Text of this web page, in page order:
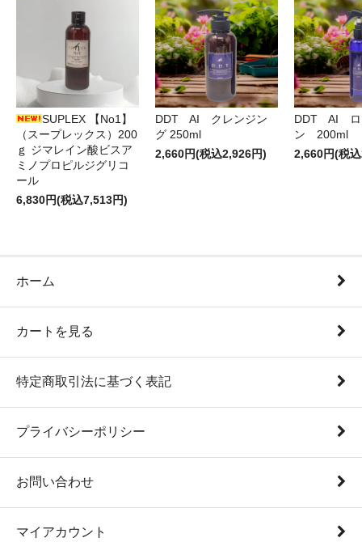
SUPLEX 【No1】
（スープレックス）200
ｇ ジマレイン酸ビスア
ミノプロピルジグリコ
ール
6,830円(税込7,513円)
DDT AI クレンジン
グ 250ml
2,660円(税込2,926円)
DDT AI ロ
ン 200ml
2,660円(税
ホーム
カートを見る
特定商取引法に基づく表記
プライバシーポリシー
お問い合わせ
マイアカウント